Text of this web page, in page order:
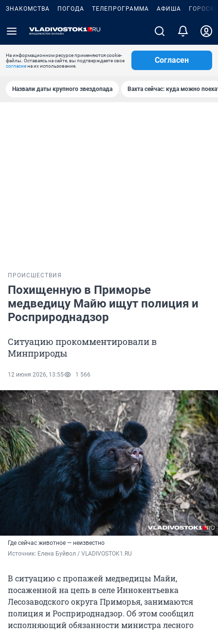
ЗНАКОМСТВА ПОГОДА ТЕЛЕПРОГРАММА АФИША
На информационном ресурсе применяются cookie-
файлы. Оставаясь на сайте, вы подтверждаете свое
согласиена их использование.
Согласен
Назвали даты крупного звездопада Вахта сейчас: куда можно
ПРОИСШЕСТВИЯ
Похищенную в Приморье
медведицу Майю ищут полиция и
Росприроднадзор
Ситуацию прокомментировали в
Минприроды
12 июня 2026, 13:55 1 566
Где сейчас животное — неизвестно
Источник: Елена Буйвол / VLADIVOSTOK1.RU
В ситуацию с пропажей медведицы Майи,
посаженной на цепь в селе Иннокентьевка
Лесозаводского округа Приморья, занимаются
полиция и Росприроднадзор. Об этом сообщил
исполняющий обязанности министра лесного